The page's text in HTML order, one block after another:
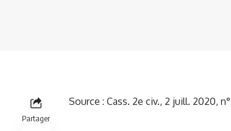
Partager
Source : Cass. 2e civ., 2 juill. 2020,